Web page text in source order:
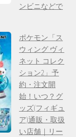
ンビニなどで
ポケモン「ス
ウィング ヴィ
ネット コレク
ション2」予
約・注文開
始！いつ？グ
ッズ(フィギュ
ア)通販・取扱
い店舗｜リー